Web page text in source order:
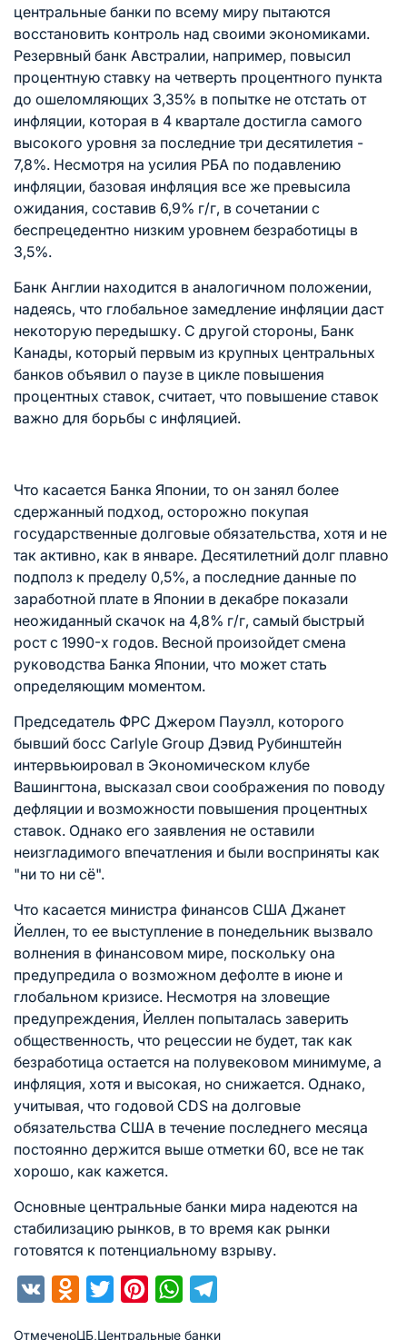
центральные банки по всему миру пытаются
восстановить контроль над своими экономиками.
Резервный банк Австралии, например, повысил
процентную ставку на четверть процентного пункта
до ошеломляющих 3,35% в попытке не отстать от
инфляции, которая в 4 квартале достигла самого
высокого уровня за последние три десятилетия -
7,8%. Несмотря на усилия РБА по подавлению
инфляции, базовая инфляция все же превысила
ожидания, составив 6,9% г/г, в сочетании с
беспрецедентно низким уровнем безработицы в
3,5%.
Банк Англии находится в аналогичном положении,
надеясь, что глобальное замедление инфляции даст
некоторую передышку. С другой стороны, Банк
Канады, который первым из крупных центральных
банков объявил о паузе в цикле повышения
процентных ставок, считает, что повышение ставок
важно для борьбы с инфляцией.
Что касается Банка Японии, то он занял более
сдержанный подход, осторожно покупая
государственные долговые обязательства, хотя и не
так активно, как в январе. Десятилетний долг плавно
подполз к пределу 0,5%, а последние данные по
заработной плате в Японии в декабре показали
неожиданный скачок на 4,8% г/г, самый быстрый
рост с 1990-х годов. Весной произойдет смена
руководства Банка Японии, что может стать
определяющим моментом.
Председатель ФРС Джером Пауэлл, которого
бывший босс Carlyle Group Дэвид Рубинштейн
интервьюировал в Экономическом клубе
Вашингтона, высказал свои соображения по поводу
дефляции и возможности повышения процентных
ставок. Однако его заявления не оставили
неизгладимого впечатления и были восприняты как
"ни то ни сё".
Что касается министра финансов США Джанет
Йеллен, то ее выступление в понедельник вызвало
волнения в финансовом мире, поскольку она
предупредила о возможном дефолте в июне и
глобальном кризисе. Несмотря на зловещие
предупреждения, Йеллен попыталась заверить
общественность, что рецессии не будет, так как
безработица остается на полувековом минимуме, а
инфляция, хотя и высокая, но снижается. Однако,
учитывая, что годовой CDS на долговые
обязательства США в течение последнего месяца
постоянно держится выше отметки 60, все не так
хорошо, как кажется.
Основные центральные банки мира надеются на
стабилизацию рынков, в то время как рынки
готовятся к потенциальному взрыву.
VK Odnoklassniki
TwitterPinterestWhatsApp
ОтмеченоЦБ,Центральные банки